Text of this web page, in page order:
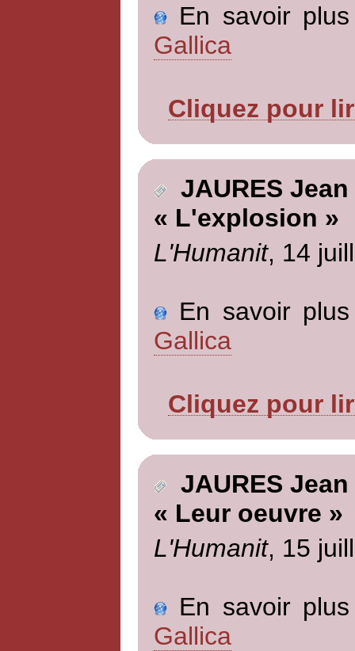
En savoir
Gallica
Cliquez pour
JAURES Jean
« L'explosion »
L'Humanit, 14
En savoir
Gallica
Cliquez pour
JAURES Jean
« Leur oeuvre »
L'Humanit, 15
En savoir
Gallica